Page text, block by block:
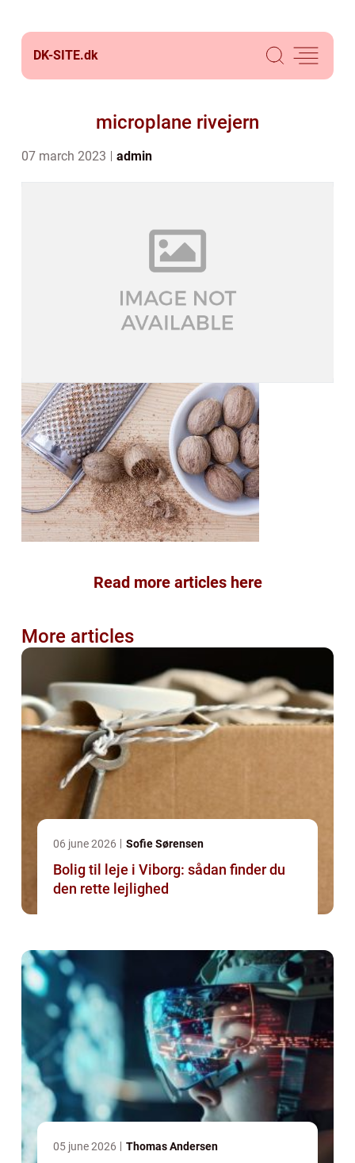
DK-SITE.dk
microplane rivejern
07 march 2023 admin
Read more articles here
More articles
06 june 2026 Sofie Sørensen
Bolig til leje i Viborg: sådan finder du
den rette lejlighed
05 june 2026 Thomas Andersen